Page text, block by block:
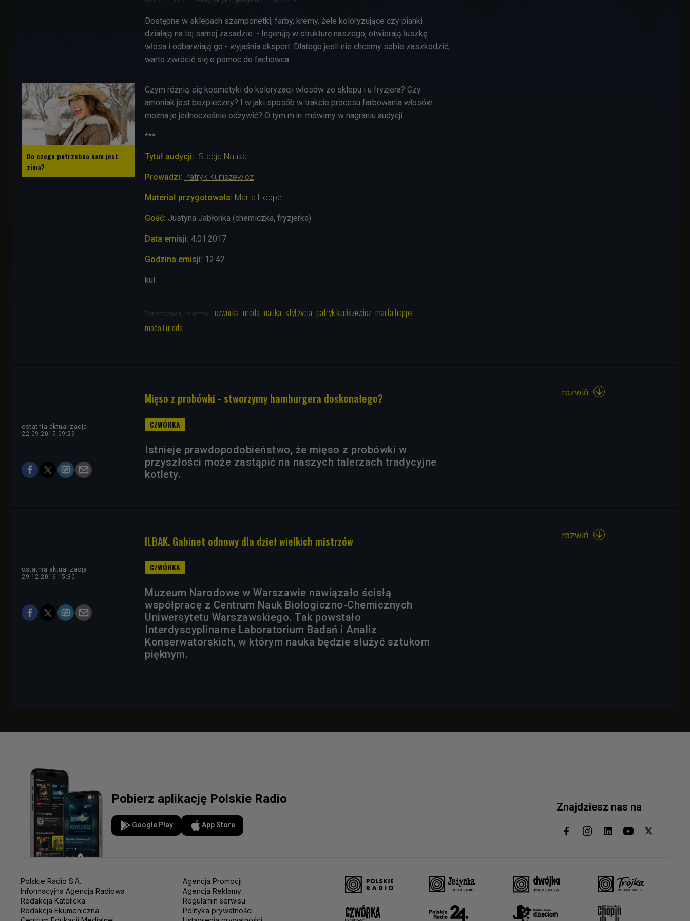
Dostępne w sklepach szamponetki, farby, kremy, żele koloryzujące czy pianki
działają na tej samej zasadzie. - Ingerują w strukturę naszego, otwierają łuszkę
włosa i odbarwiają go - wyjaśnia ekspert. Dlatego jesli nie chcemy sobie zaszkodzić,
warto zwrócić się o pomoc do fachowca.
Do czego potrzebna nam jest
zima?
Czym różnią się kosmetyki do koloryzacji włosów ze sklepu i u fryzjera? Czy
amoniak jest bezpieczny? I w jaki sposób w trakcie procesu farbowania włosów
można je jednocześnie odżywić? O tym m.in. mówimy w nagraniu audycji.
***
Tytuł audycji: "Stacja Nauka"
Prowadzi: Patryk Kuniszewicz
Materiał przygotowała: Marta Hoppe
Gość: Justyna Jabłonka (chemiczka, fryzjerka)
Data emisji: 4.01.2017
Godzina emisji: 12.42
kul
Zobacz więcej na temat: czwórka uroda nauka styl życia patryk kuniszewicz marta hoppe
moda i uroda
Mięso z probówki - stworzymy hamburgera doskonałego?
ostatnia aktualizacja:
22.09.2015 09:29
Istnieje prawdopodobieństwo, że mięso z probówki w
przyszłości może zastąpić na naszych talerzach tradycyjne
kotlety.
rozwiń 
ILBAK. Gabinet odnowy dla dzieł wielkich mistrzów
ostatnia aktualizacja:
29.12.2016 15:30
Muzeum Narodowe w Warszawie nawiązało ścisłą
współpracę z Centrum Nauk Biologiczno-Chemicznych
Uniwersytetu Warszawskiego. Tak powstało
Interdyscyplinarne Laboratorium Badań i Analiz
Konserwatorskich, w którym nauka będzie służyć sztukom
pięknym.
rozwiń 
Pobierz aplikację Polskie Radio
Google Play App Store
Znajdziesz nas na
Polskie Radio S.A.
Informacyjna Agencja Radiowa
Redakcja Katolicka
Redakcja Ekumeniczna
Agencja Promocji
Agencja Reklamy
Regulamin serwisu
Polityka prywatności